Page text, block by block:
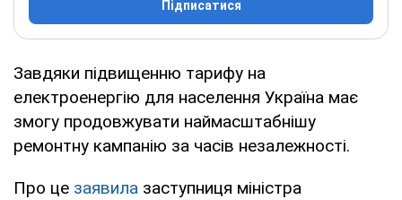
Підписатися
Завдяки підвищенню тарифу на
електроенергію для населення Україна має
змогу продовжувати наймасштабнішу
ремонтну кампанію за часів незалежності.
Про це заявила заступниця міністра